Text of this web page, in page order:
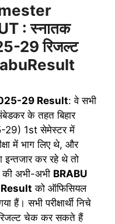
: स्नातक
29 रिजल्ट
29 Result: वे सभी
अंबेडकर के तहत बिहार
29) 1st सेमेस्टर में
में भाग लिए थे, और
इन्तजार कर रहे थे तो
की अभी-अभी BRABU
को ऑफिसियल
हैं। सभी परीक्षार्थी निचे
चेक कर सकते हैं